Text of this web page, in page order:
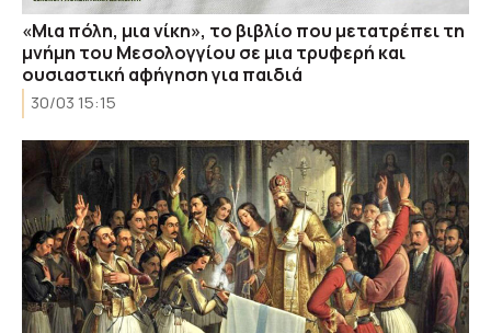
«Μια πόλη, μια νίκη», το βιβλίο που μετατρέπει τη
μνήμη του Μεσολογγίου σε μια τρυφερή και
ουσιαστική αφήγηση για παιδιά
30/03 15:15